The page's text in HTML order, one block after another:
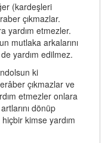
(kardeşleri
çıkmazlar.
yardım etmezler.
mutlaka arkalarını
yardım edilmez.
ki
çıkmazlar ve
etmezler onlara
dönüp
kimse yardım